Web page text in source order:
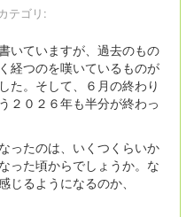
テゴリ:
いていますが、過去のもの
経つのを嘆いているものが
た。そして、６月の終わり
２０２６年も半分が終わっ
ったのは、いくつくらいか
った頃からでしょうか。な
るようになるのか、